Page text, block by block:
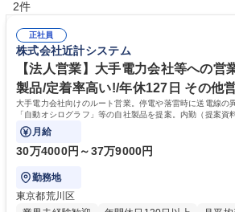
2件
正社員
株式会社近計システム
【法人営業】大手電力会社等への営
製品/定着率高い!/年休127日 その他
大手電力会社向けのルート営業。停電や落雷時に送電線の
「自動オシログラフ」等の自社製品を提案。内勤（提案資
勤（訪問、情報収集等）3割の割合で担当。
月給
30万4000円～37万9000円
勤務地
東京都荒川区